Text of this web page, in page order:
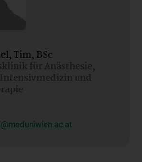
Tim, BSc
für Anästhesie,
und